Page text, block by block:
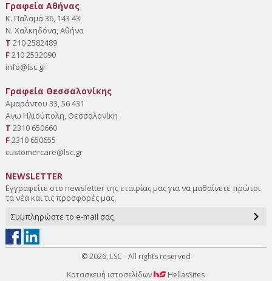
Γραφεία Αθήνας
Κ. Παλαμά 36, 143 43
Ν. Χαλκηδόνα, Αθήνα
Τ 210 2582489
F210 2532090
info@lsc.gr
Γραφεία Θεσσαλονίκης
Αμαράντου 33, 56 431
Aνω Ηλιούπολη, Θεσσαλονίκη
Τ 2310 650660
F2310 650655
customercare@lsc.gr
NEWSLETTER
Εγγραφείτε στο newsletter της εταιρίας μας για να μαθαίνετε πρώτοι
τα νέα και τις προσφορές μας.
© 2026, LSC - All rights reserved
Κατασκευή ιστοσελίδων
HellasSites